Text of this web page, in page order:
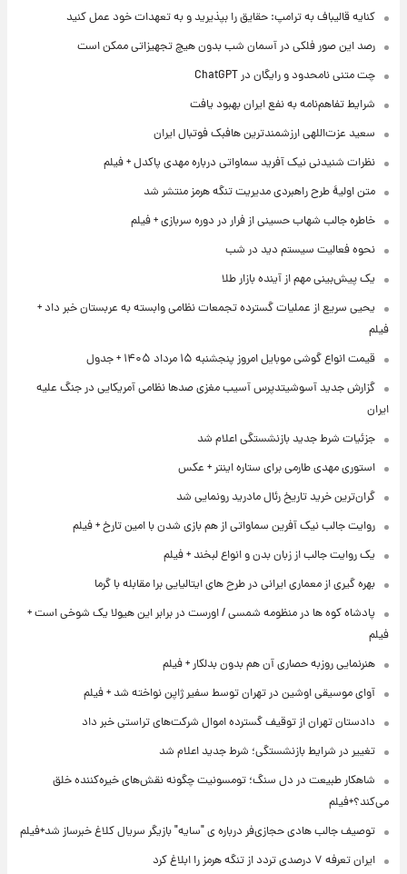
کنایه قالیباف به ترامپ: حقایق را بپذیرید و به تعهدات خود عمل کنید
رصد این صور فلکی در آسمان شب بدون هیچ تجهیزاتی ممکن است
چت متنی نامحدود و رایگان در ChatGPT
شرایط تفاهم‌نامه به نفع ایران بهبود یافت
سعید عزت‌اللهی ارزشمندترین هافبک فوتبال ایران
نظرات شنیدنی نیک آفرید سماواتی درباره مهدی پاکدل + فیلم
متن اولیۀ طرح راهبردی مدیریت تنگه هرمز منتشر شد
خاطره جالب شهاب حسینی از فرار در دوره سربازی + فیلم
نحوه فعالیت سیستم دید در شب
یک پیش‌بینی مهم از آینده بازار طلا
یحیی سریع از عملیات گسترده تجمعات نظامی وابسته به عربستان خبر داد +
فیلم
قیمت انواع گوشی موبایل امروز پنجشنبه ۱۵ مرداد ۱۴۰۵ + جدول
گزارش جدید آسوشیتدپرس آسیب مغزی صدها نظامی آمریکایی در جنگ علیه
ایران
جزئیات شرط جدید بازنشستگی اعلام شد
استوری مهدی طارمی برای ستاره اینتر + عکس
گران‌ترین خرید تاریخ رئال مادرید رونمایی شد
روایت جالب نیک آفرین سماواتی از هم بازی شدن با امین تارخ + فیلم
یک روایت جالب از زبان بدن و انواع لبخند + فیلم
بهره گیری از معماری ایرانی در طرح های ایتالیایی برا مقابله با گرما
پادشاه کوه ها در منظومه شمسی / اورست در برابر این هیولا یک شوخی است +
فیلم
هنرنمایی روزبه حصاری آن هم بدون بدلکار + فیلم
آوای موسیقی اوشین در تهران توسط سفیر ژاپن نواخته شد + فیلم
دادستان تهران از توقیف گسترده اموال شرکت‌های تراستی خبر داد
تغییر در شرایط بازنشستگی؛ شرط جدید اعلام شد
شاهکار طبیعت در دل سنگ؛ تومسونیت چگونه نقش‌های خیره‌کننده خلق
می‌کند؟+فیلم
توصیف جالب هادی حجازی‌فر درباره ی "سایه" بازیگر سریال کلاغ خبرساز شد+فیلم
ایران تعرفه ۷ درصدی تردد از تنگه هرمز را ابلاغ کرد